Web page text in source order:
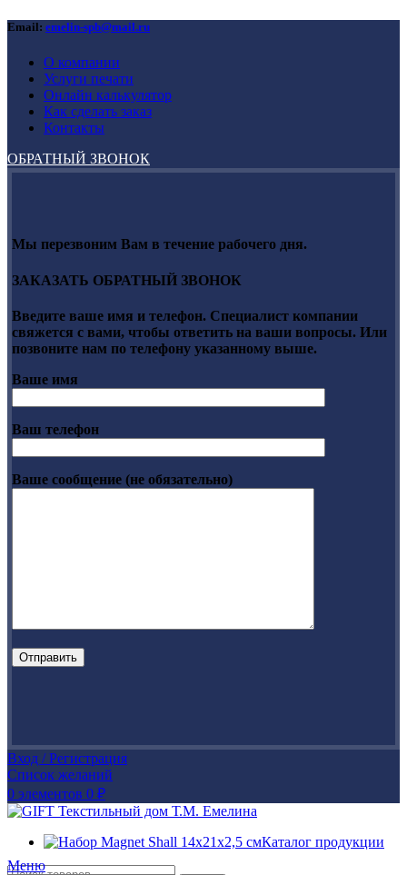
Email: emelin-spb@mail.ru
О компании
Услуги печати
Онлайн калькулятор
Как сделать заказ
Контакты
ОБРАТНЫЙ ЗВОНОК
Мы перезвоним Вам в течение рабочего дня.
ЗАКАЗАТЬ ОБРАТНЫЙ ЗВОНОК
Введите ваше имя и телефон. Специалист компании
свяжется с вами, чтобы ответить на ваши вопросы. Или
позвоните нам по телефону указанному выше.
Ваше имя
Ваш телефон
Ваше сообщение (не обязательно)
Вход / Регистрация
Список желаний
0 элементов 0 ₽
Каталог продукции
Меню